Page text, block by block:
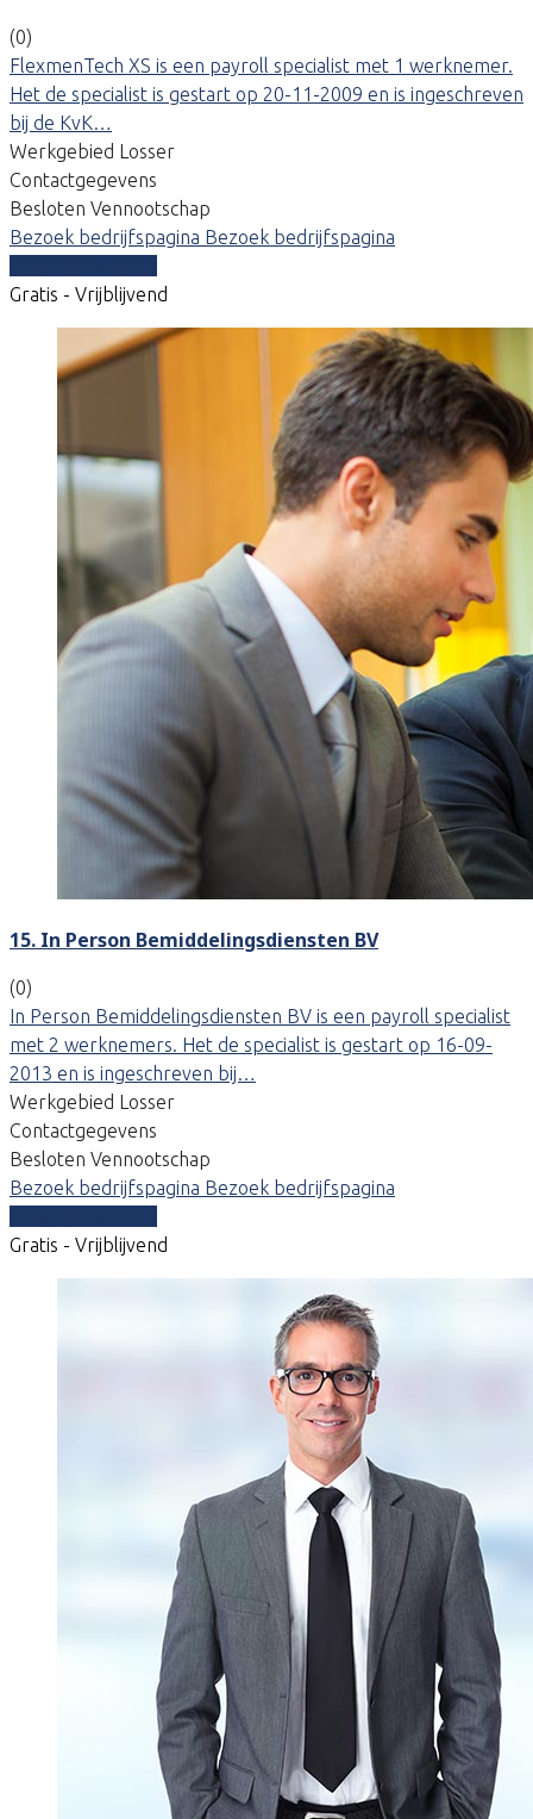
(0)
FlexmenTech XS is een payroll specialist met 1 werknemer.
Het de specialist is gestart op 20-11-2009 en is ingeschreven
bij de KvK…
Werkgebied Losser
Contactgegevens
Besloten Vennootschap
Bezoek bedrijfspagina Bezoek bedrijfspagina
Gratis - Vrijblijvend
15. In Person Bemiddelingsdiensten BV
(0)
In Person Bemiddelingsdiensten BV is een payroll specialist
met 2 werknemers. Het de specialist is gestart op 16-09-
2013 en is ingeschreven bij…
Werkgebied Losser
Contactgegevens
Besloten Vennootschap
Bezoek bedrijfspagina Bezoek bedrijfspagina
Gratis - Vrijblijvend